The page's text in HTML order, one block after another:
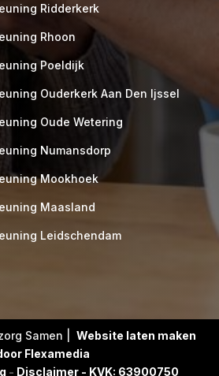
M
op!
Ridderkerk
Rhoon
Poeldijk
Ouderkerk Aan Den Ijssel
Oude Wetering
Numansdorp
Mookhoek
Maasland
Leidschendam
Samen | Website laten maken
Flexamedia
- Disclaimer - KVK: 63900750